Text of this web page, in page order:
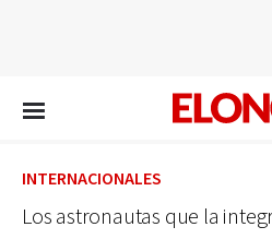
INTERNACIONALES
Los astronautas que la